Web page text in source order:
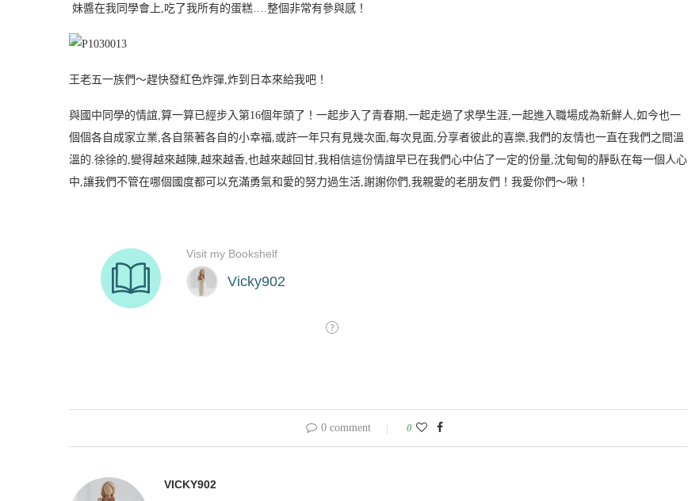
妹醬在我同學會上,吃了我所有的蛋糕….整個非常有參與感！
王老五一族們～趕快發紅色炸彈,炸到日本來給我吧！
與國中同學的情誼,算一算已經步入第16個年頭了！一起步入了青春期,一起走過了求學生涯,一起進入職場成為新鮮人,如今也一
個個各自成家立業,各自築著各自的小幸福,或許一年只有見幾次面,每次見面,分享者彼此的喜樂,我們的友情也一直在我們之間溫
溫的.徐徐的,變得越來越陳,越來越香,也越來越回甘,我相信這份情誼早已在我們心中佔了一定的份量,沈甸甸的靜臥在每一個人心
中,讓我們不管在哪個國度都可以充滿勇氣和愛的努力過生活,謝謝你們,我親愛的老朋友們！我愛你們～啾！
0 comment 0
VICKY902